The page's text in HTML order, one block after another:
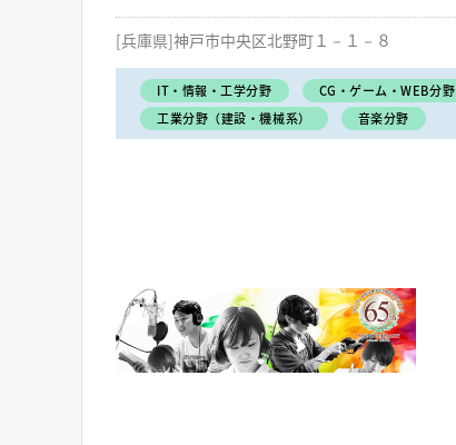
[兵庫県]神戸市中央区北野町１－１－８
IT・情報・工学分野 CG・ゲーム・WEB分野
工業分野（建設・機械系）
音楽分野